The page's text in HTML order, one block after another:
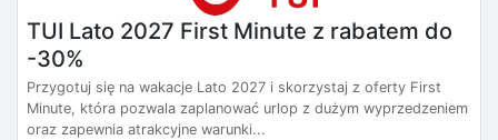
TUI Lato 2027 First Minute z rabatem do
-30%
Przygotuj się na wakacje Lato 2027 i skorzystaj z oferty First
Minute, która pozwala zaplanować urlop z dużym wyprzedzeniem
oraz zapewnia atrakcyjne warunki...